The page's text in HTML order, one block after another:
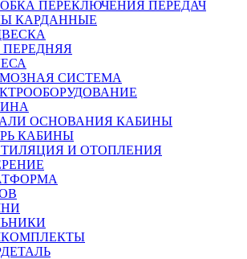
ПЕРЕКЛЮЧЕНИЯ ПЕРЕДАЧ
КАРДАННЫЕ
ПЕРЕДНЯЯ
СИСТЕМА
ОСНОВАНИЯ КАБИНЫ
КАБИНЫ
И ОТОПЛЕНИЯ